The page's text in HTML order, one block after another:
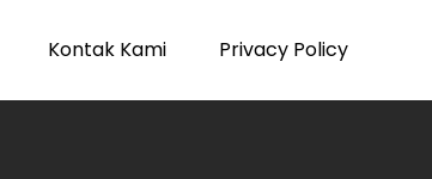
Kontak Kami Privacy Policy